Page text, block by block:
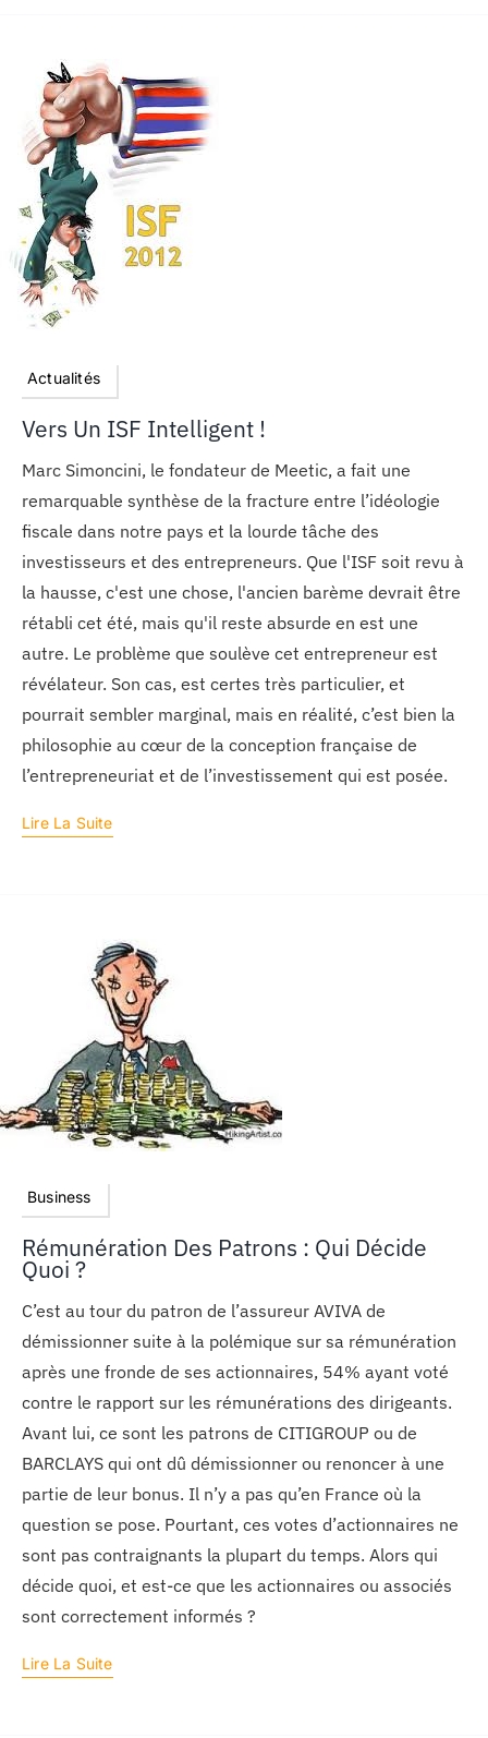
Actualités
Vers Un ISF Intelligent !
Marc Simoncini, le fondateur de Meetic, a fait une
remarquable synthèse de la fracture entre l’idéologie
fiscale dans notre pays et la lourde tâche des
investisseurs et des entrepreneurs. Que l'ISF soit revu à
la hausse, c'est une chose, l'ancien barème devrait être
rétabli cet été, mais qu'il reste absurde en est une
autre. Le problème que soulève cet entrepreneur est
révélateur. Son cas, est certes très particulier, et
pourrait sembler marginal, mais en réalité, c’est bien la
philosophie au cœur de la conception française de
l’entrepreneuriat et de l’investissement qui est posée.
Lire La Suite
Business
Rémunération Des Patrons : Qui Décide
Quoi ?
C’est au tour du patron de l’assureur AVIVA de
démissionner suite à la polémique sur sa rémunération
après une fronde de ses actionnaires, 54% ayant voté
contre le rapport sur les rémunérations des dirigeants.
Avant lui, ce sont les patrons de CITIGROUP ou de
BARCLAYS qui ont dû démissionner ou renoncer à une
partie de leur bonus. Il n’y a pas qu’en France où la
question se pose. Pourtant, ces votes d’actionnaires ne
sont pas contraignants la plupart du temps. Alors qui
décide quoi, et est-ce que les actionnaires ou associés
sont correctement informés ?
Lire La Suite